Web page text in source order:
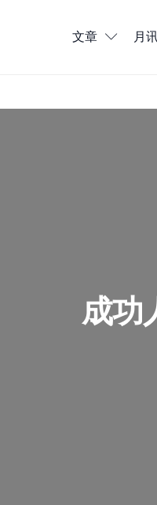
文章 月
成功